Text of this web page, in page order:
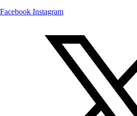
Facebook Instagram